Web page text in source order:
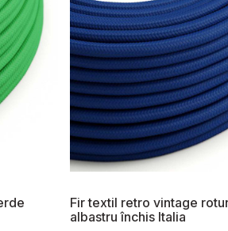
Fir textil retro vintage
albastru închis Italia